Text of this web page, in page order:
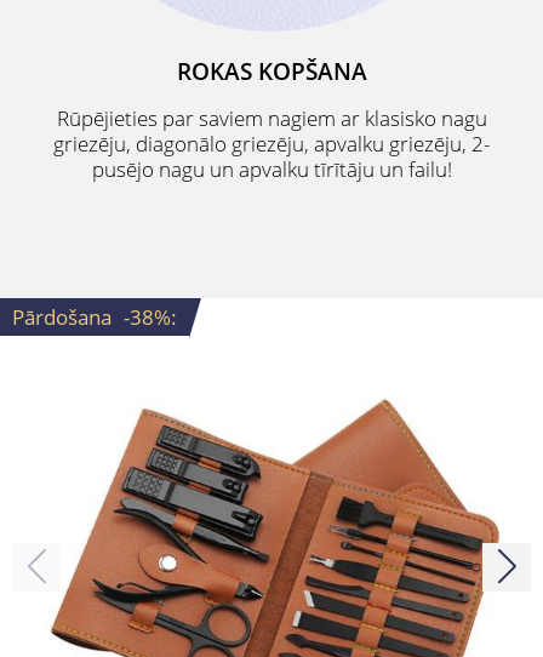
ROKAS KOPŠANA
Rūpējieties par saviem nagiem ar klasisko nagu
griezēju, diagonālo griezēju, apvalku griezēju, 2-
pusējo nagu un apvalku tīrītāju un failu!
Pārdošana -38%: